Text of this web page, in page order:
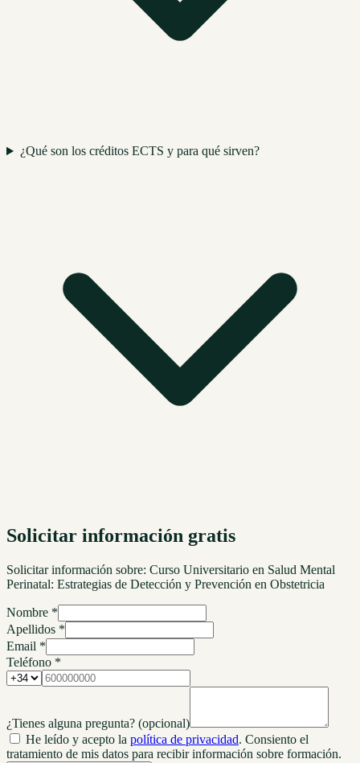
¿Qué son los créditos ECTS y para qué sirven?
Solicitar información gratis
Solicitar información sobre: Curso Universitario en Salud Mental
Perinatal: Estrategias de Detección y Prevención en Obstetricia
Nombre *
Apellidos *
Email *
Teléfono *
¿Tienes alguna pregunta? (opcional)
He leído y acepto la política de privacidad. Consiento el
tratamiento de mis datos para recibir información sobre formación.